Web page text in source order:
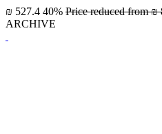
₪ 527.4 40% Price reduced from₪
ARCHIVE